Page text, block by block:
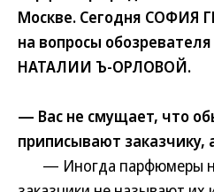
Москве. Сегодня СОФИЯ
на вопросы
НАТАЛИИ Ъ-ОРЛОВОЙ.
— Вас не смущает, что
приписывают заказчику,
— Иногда парфюмеры